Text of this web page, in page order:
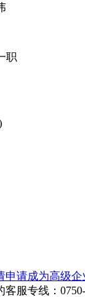
职
申请成为高级企
服专线：